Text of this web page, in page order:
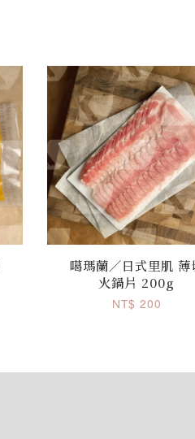
噶瑪蘭／日式里肌 薄
火鍋片 200g
NT$ 200